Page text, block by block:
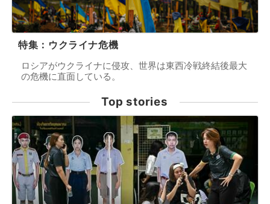
特集：ウクライナ危機
ロシアがウクライナに侵攻、世界は東西冷戦終結後最大
の危機に直面している。
Top stories